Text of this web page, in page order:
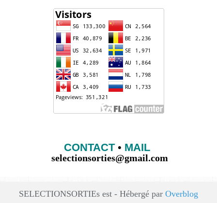
CONTACT• MAIL
selectionsorties@gmail.com
SELECTIONSORTIEs est - Hébergé par Overblog